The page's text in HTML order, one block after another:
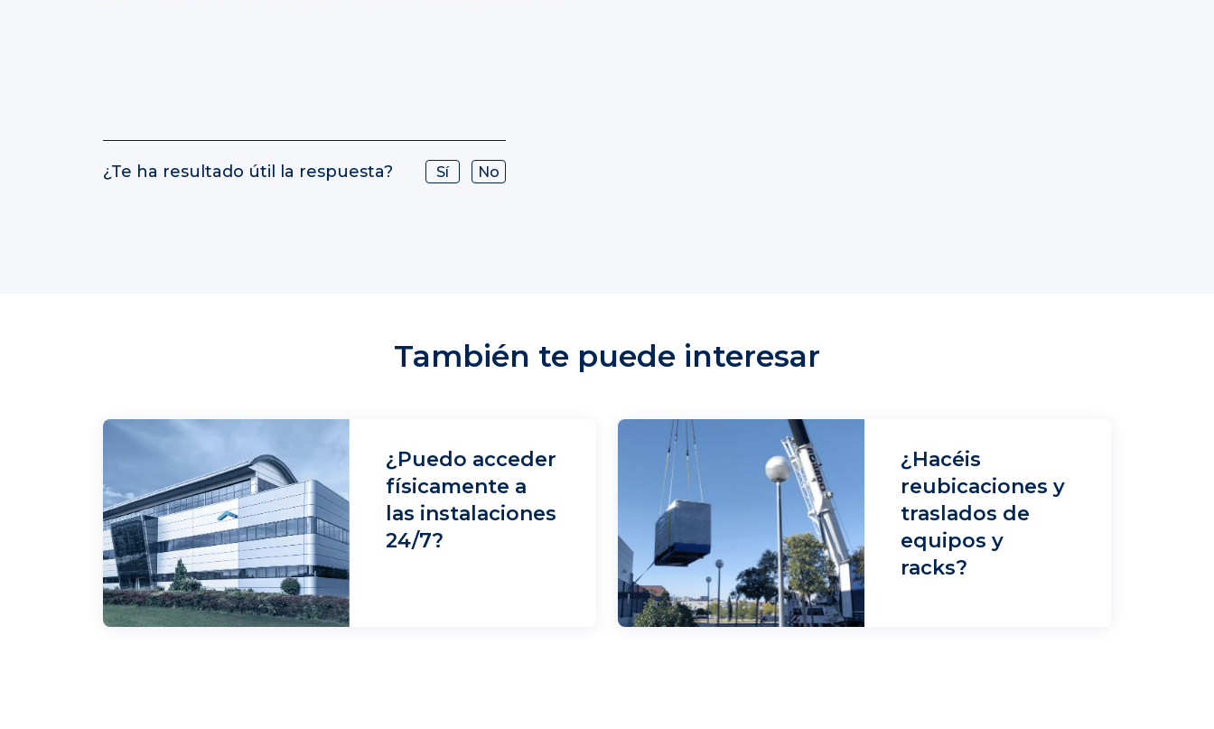
¿Te ha resultado útil la respuesta? Sí No
También te puede interesar
¿Puedo acceder
físicamente a
las instalaciones
24/7?
¿Hacéis
reubicaciones y
traslados de
equipos y
racks?